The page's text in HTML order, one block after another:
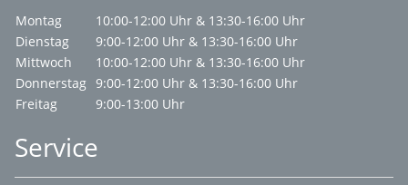
Montag
10:00-12:00 Uhr & 13:30-16:00 Uhr
Dienstag
9:00-12:00 Uhr & 13:30-16:00 Uhr
Mittwoch
10:00-12:00 Uhr & 13:30-16:00 Uhr
Donnerstag 9:00-12:00 Uhr & 13:30-16:00 Uhr
Freitag
9:00-13:00 Uhr
Service